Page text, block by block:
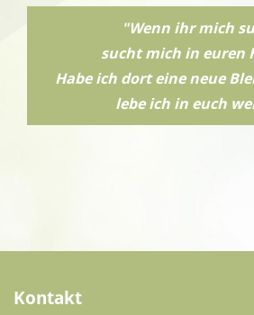
"Wenn ihr mich
sucht mich in euren
Habe ich dort eine neue
lebe ich in euch
Kontakt